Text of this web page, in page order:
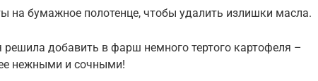
на бумажное полотенце, чтобы удалить излишки масла.
добавить в фарш немного тертого картофеля –
нежными и сочными!